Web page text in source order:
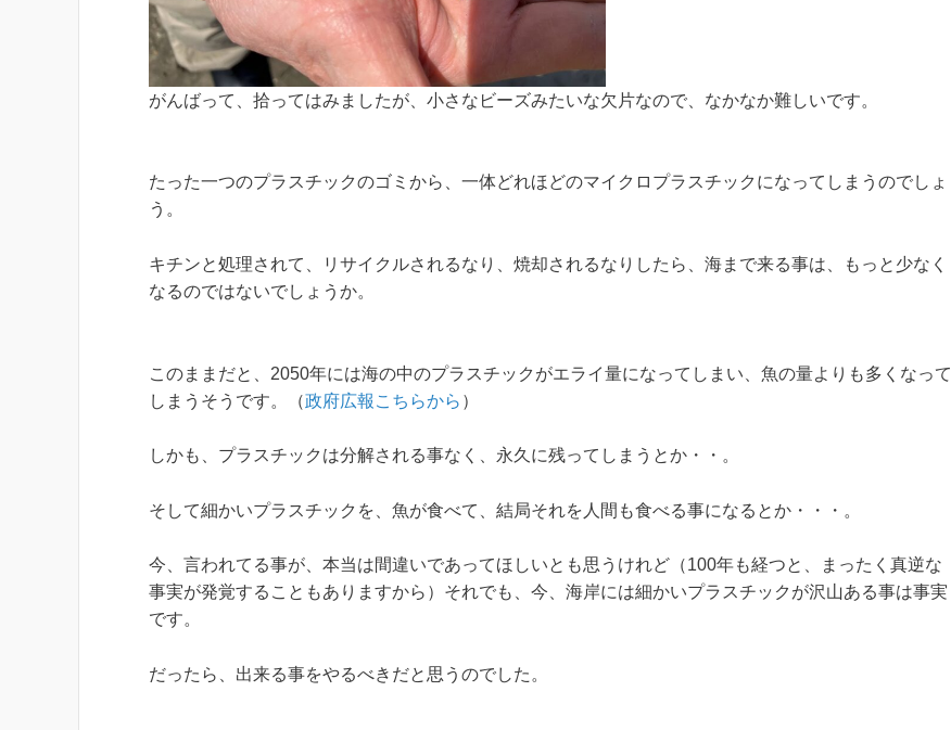
がんばって、拾ってはみましたが、小さなビーズみたいな欠片なので、なかなか難しいです。
たった一つのプラスチックのゴミから、一体どれほどのマイクロプラスチックになってしまうのでしょ
う。
キチンと処理されて、リサイクルされるなり、焼却されるなりしたら、海まで来る事は、もっと少なく
なるのではないでしょうか。
このままだと、2050年には海の中のプラスチックがエライ量になってしまい、魚の量よりも多くなって
しまうそうです。（政府広報こちらから ）
しかも、プラスチックは分解される事なく、永久に残ってしまうとか・・。
そして細かいプラスチックを、魚が食べて、結局それを人間も食べる事になるとか・・・。
今、言われてる事が、本当は間違いであってほしいとも思うけれど（100年も経つと、まったく真逆な
事実が発覚することもありますから）それでも、今、海岸には細かいプラスチックが沢山ある事は事実
です。
だったら、出来る事をやるべきだと思うのでした。